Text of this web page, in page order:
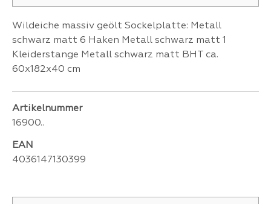
Wildeiche massiv geölt Sockelplatte: Metall
schwarz matt 6 Haken Metall schwarz matt 1
Kleiderstange Metall schwarz matt BHT ca.
60x182x40 cm
Artikelnummer
16900..
EAN
4036147130399